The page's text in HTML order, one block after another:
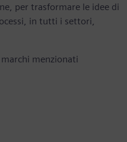
per trasformare le idee di
in tutti i settori,
menzionati